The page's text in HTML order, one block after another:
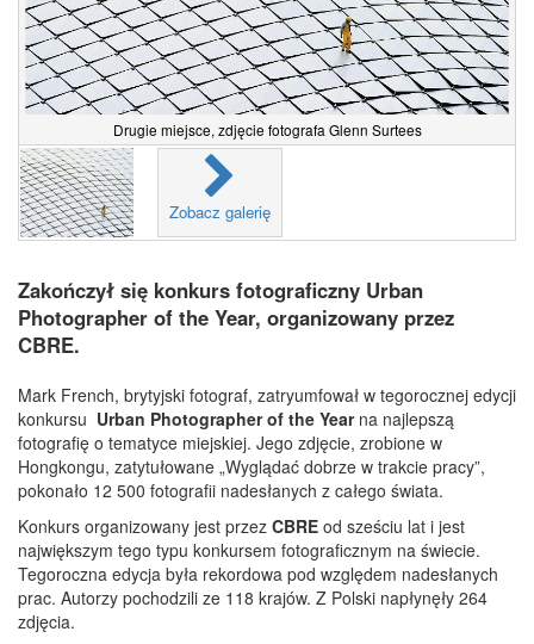
Drugie miejsce, zdjęcie fotografa Glenn Surtees
Zobacz galerię
Zakończył się konkurs fotograficzny Urban
Photographer of the Year, organizowany przez
CBRE.
Mark French, brytyjski fotograf, zatryumfował w tegorocznej edycji
konkursu Urban Photographer of the Yearna najlepszą
fotografię o tematyce miejskiej. Jego zdjęcie, zrobione w
Hongkongu, zatytułowane „Wyglądać dobrze w trakcie pracy”,
pokonało 12 500 fotografii nadesłanych z całego świata.
Konkurs organizowany jest przez CBRE od sześciu lat i jest
największym tego typu konkursem fotograficznym na świecie.
Tegoroczna edycja była rekordowa pod względem nadesłanych
prac. Autorzy pochodzili ze 118 krajów. Z Polski napłynęły 264
zdjęcia.